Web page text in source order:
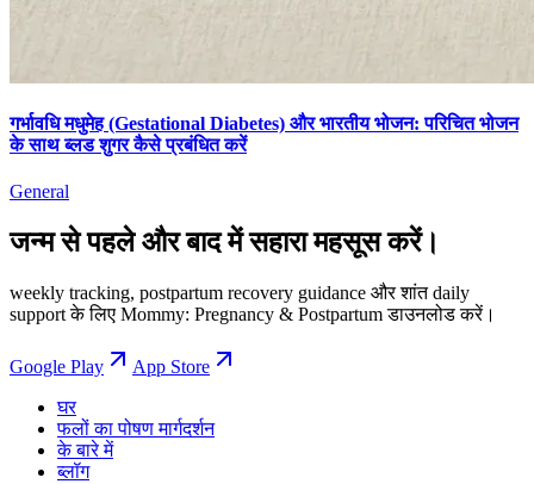
गर्भावधि मधुमेह (Gestational Diabetes) और भारतीय भोजन: परिचित भोजन
के साथ ब्लड शुगर कैसे प्रबंधित करें
General
जन्म से पहले और बाद में सहारा महसूस करें।
weekly tracking, postpartum recovery guidance और शांत daily
support के लिए Mommy: Pregnancy & Postpartum डाउनलोड करें।
Google Play
App Store
घर
फलों का पोषण मार्गदर्शन
के बारे में
ब्लॉग